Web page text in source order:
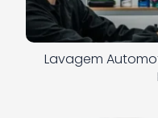
Lavagem